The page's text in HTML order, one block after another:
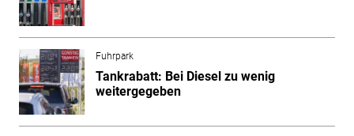
Fuhrpark
Tankrabatt: Bei Diesel zu wenig
weitergegeben